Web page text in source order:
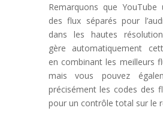
Remarquons que YouTube
des flux séparés pour
dans les hautes
gère automatiquement
en combinant les meilleurs
mais vous pouvez
précisément les codes des
pour un contrôle total sur le